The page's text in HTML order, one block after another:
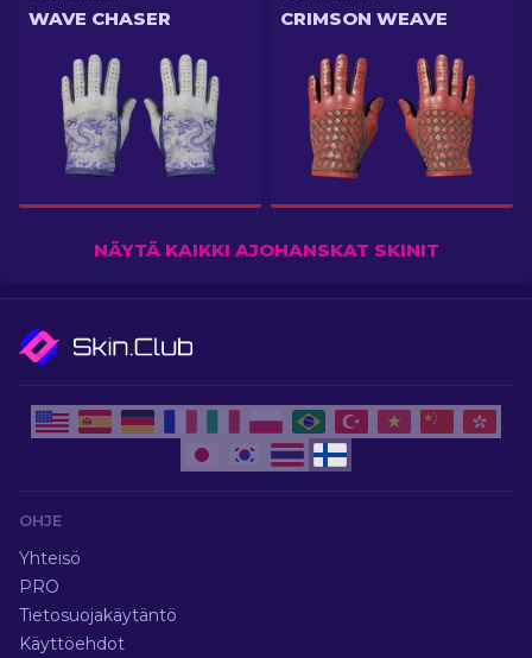
WAVE CHASER CRIMSON WEAVE
NÄYTÄ KAIKKI AJOHANSKAT SKINIT
OHJE
Yhteisö
PRO
Tietosuojakäytäntö
Käyttöehdot